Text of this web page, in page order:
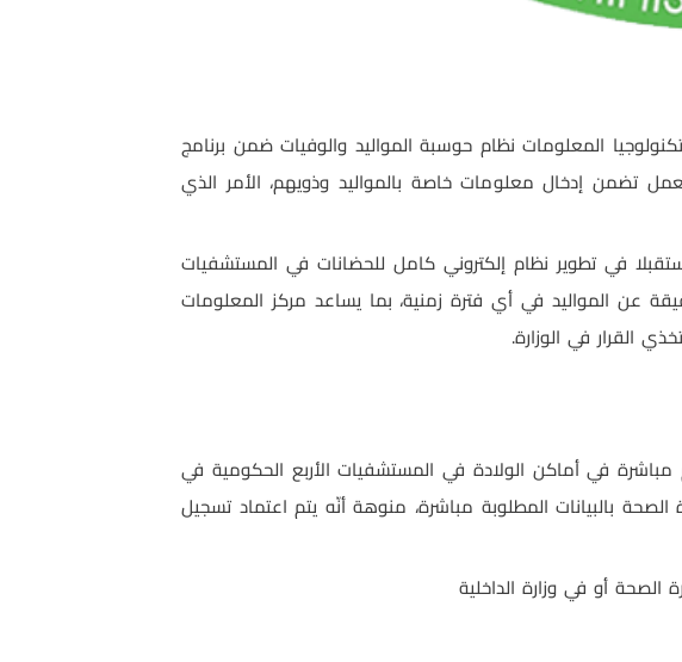
المعلومات نظام حوسبة المواليد والوفيات ضمن برنامج
تضمن إدخال معلومات خاصة بالمواليد وذويهم، الأمر الذي
في تطوير نظام إلكتروني كامل للحضانات في المستشفيات
عن المواليد في أي فترة زمنية، بما يساعد مركز المعلومات
القرار في الوزارة.
مباشرة في أماكن الولادة في المستشفيات الأربع الحكومية في
بالبيانات المطلوبة مباشرة، منوهة أنّه يتم اعتماد تسجيل
الصحة أو في وزارة الداخلية